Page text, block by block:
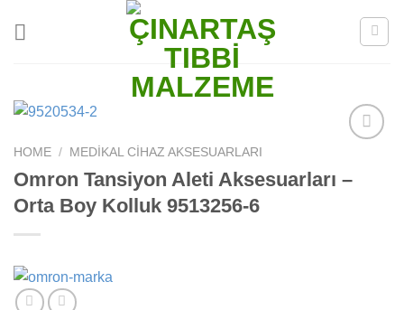
HOME / MEDIKAL CIHAZ AKSESUARLARI
Omron Tansiyon Aleti Aksesuarları –
Orta Boy Kolluk 9513256-6